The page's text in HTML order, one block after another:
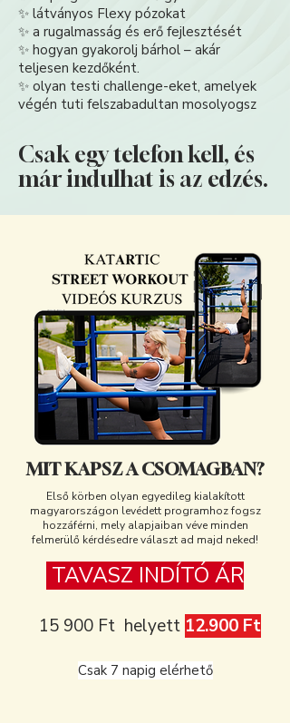
✨ látványos Flexy pózokat
✨ a rugalmasság és erő fejlesztését
✨ hogyan gyakorolj bárhol – akár
teljesen kezdőként.
✨ olyan testi challenge-eket, amelyek
végén tuti felszabadultan mosolyogsz
Csak egy telefon kell, és
már indulhat is az edzés.
MIT KAPSZ A CSOMAGBAN?
Első körben olyan egyedileg kialakított
magyarországon levédett programhoz fogsz
hozzáférni, mely alapjaiban véve minden
felmerülő kérdésedre választ ad majd neked!
TAVASZ INDÍTÓ ÁR
15 900 Ft helyett 12.900 Ft
Csak 7 napig elérhető